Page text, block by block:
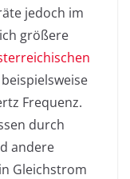
jedoch im
größere
Frequenz.
durch
andere
Gleichstrom